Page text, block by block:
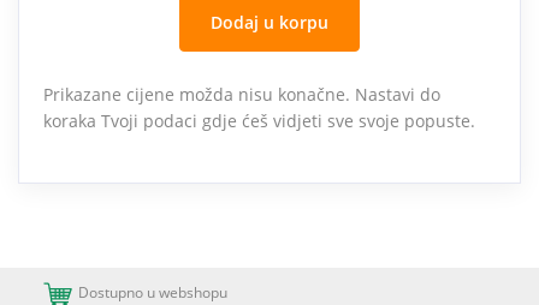
Dodaj u korpu
Prikazane cijene možda nisu konačne. Nastavi do
koraka Tvoji podaci gdje ćeš vidjeti sve svoje popuste.
Dostupno u webshopu